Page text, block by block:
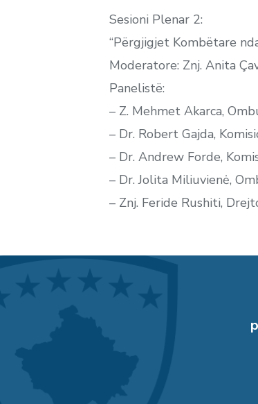
Sesioni Plenar 2:
“Përgjigjet Kombëtare
Moderatore: Znj. Anita
Panelistë:
– Z. Mehmet Akarca,
– Dr. Robert Gajda,
– Dr. Andrew Forde,
– Dr. Jolita Miliuvienė,
– Znj. Feride Rushiti,